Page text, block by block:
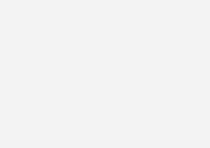
der Austausch auf Augenhöhe geschätzt
Streiks am ersten Messetag fanden
Weg nach Nürnberg.
wurden langjährige Aussteller für ihre Treue
GmbH, Buderus/Bosch
G. F. Lotter GmbH, Viessmann Deutschland
& Co. KG.
bei Viega GmbH & Co. KG, unterstrich